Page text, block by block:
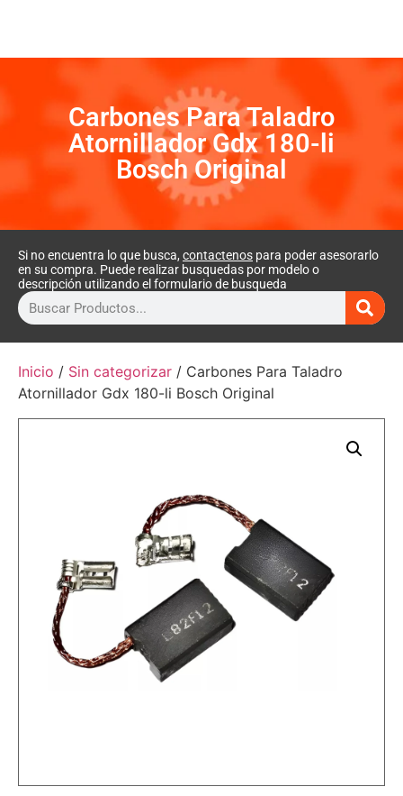
Carbones Para Taladro
Atornillador Gdx 180-li
Bosch Original
Si no encuentra lo que busca, contactenos para poder asesorarlo
en su compra. Puede realizar busquedas por modelo o
descripción utilizando el formulario de busqueda
Inicio / Sin categorizar / Carbones Para Taladro
Atornillador Gdx 180-li Bosch Original